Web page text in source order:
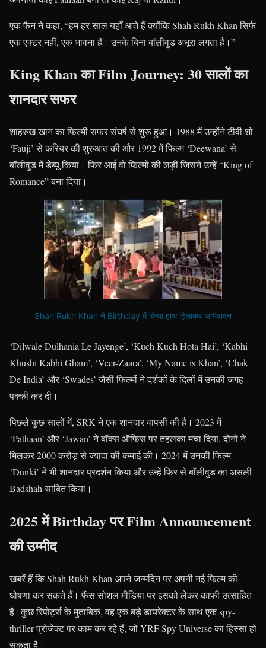
एक फैन ने कहा, “हम हर साल यहाँ आते हैं क्योंकि Shah Rukh Khan सिर्फ
एक एक्टर नहीं, एक भावना हैं। उनके बिना बॉलीवुड अधूरा लगता है।”
King Khan का Film Journey: 30 सालों का
शानदार सफर
शाहरुख खान का फिल्मी सफर संघर्ष से शुरू हुआ। 1988 में उन्होंने टीवी शो
‘Fauji’ से करियर की शुरुआत की और 1992 में फिल्म ‘Deewana’ से
बॉलीवुड में डेब्यू किया। फिर आई वो फिल्मों की लड़ी जिसने उन्हें “King of
Romance” बना दिया।
Shah Rukh Khan ने Birthday में किया हाथ हिलाकर अभिवादन
‘Dilwale Dulhania Le Jayenge’, ‘Kuch Kuch Hota Hai’, ‘Kabhi
Khushi Kabhi Gham’, ‘Veer-Zaara’, ‘My Name is Khan’, ‘Chak
De India’ और ‘Swades’ जैसी फिल्मों ने दर्शकों के दिलों में उनकी जगह
पक्की कर दी।
पिछले कुछ सालों में, SRK ने एक शानदार वापसी की है। 2023 में
‘Pathaan’ और ‘Jawan’ ने बॉक्स ऑफिस पर तहलका मचा दिया, दोनों ने
मिलकर 2000 करोड़ से ज्यादा की कमाई की। 2024 में उनकी फिल्म
‘Dunki’ ने भी शानदार प्रदर्शन किया और उन्हें फिर से बॉलीवुड का असली
Badshah साबित किया।
2025 में Birthday पर Film Announcement
की उम्मीद
खबरें हैं कि Shah Rukh Khan अपने जन्मदिन पर अपनी नई फिल्म की
घोषणा कर सकते हैं। फैंस सोशल मीडिया पर इसको लेकर काफी उत्साहित
हैं।कुछ रिपोर्ट्स के मुताबिक, वह एक बड़े डायरेक्टर के साथ एक spy-
thriller प्रोजेक्ट पर काम कर रहे हैं, जो YRF Spy Universe का हिस्सा हो
सकता है।